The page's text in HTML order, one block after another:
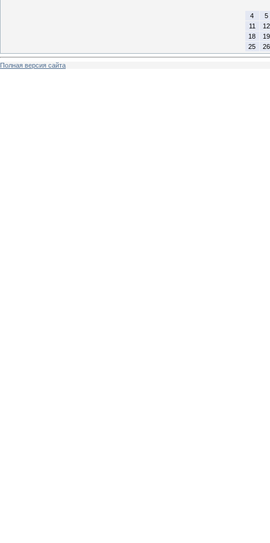
4
5
11
12
18
19
25
26
Полная версия сайта